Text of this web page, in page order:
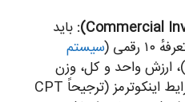
باید
(
سیستم
)، ارزش واحد و کل، وزن
خالص و ناخالص، شرایط اینکوترمز (ترجیحاً CPT